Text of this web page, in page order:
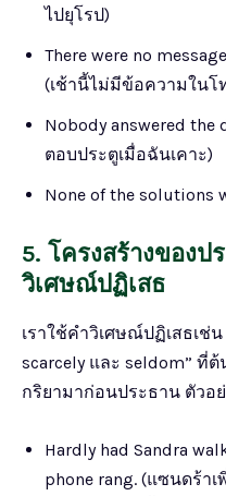
ไปยุโรป)
There were no
(เช้านี้ไม่มีข้อความในโ
Nobody answered the
ตอบประตูเมื่อฉันเคาะ)
None of the solutions
5. โครงสร้างของป
วิเศษณ์ปฏิเสธ
เราใช้คำวิเศษณ์ปฏิเสธเช่
scarcely และ seldom” ที่
กริยามาก่อนประธาน ตัวอ
Hardly had Sandra
phone rang. (แซนดร้าเ